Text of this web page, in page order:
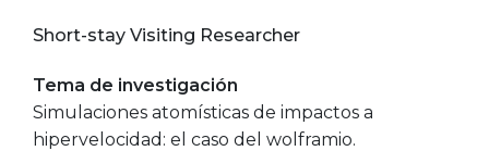
Short-stay Visiting Researcher
Tema de investigación
Simulaciones atomísticas de impactos a
hipervelocidad: el caso del wolframio.